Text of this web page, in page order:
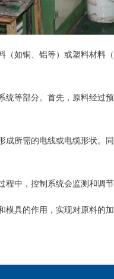
如铜、铝等）或塑料材料
等部分。首先，原料经过
所需的电线或电缆形状。
中，控制系统会监测和调
具的作用，实现对原料的